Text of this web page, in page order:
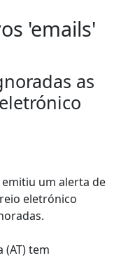
'emails'
as
um alerta de
eletrónico
(AT) tem